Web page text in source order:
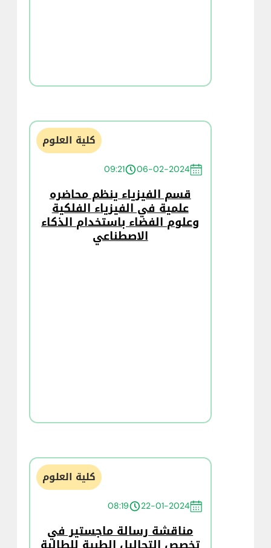
كلية العلوم
06-02-2024
09:21
قسم الفيزياء ينظم محاضره
علمية في الفيزياء الفلكية
وعلوم الفضاء باستخدام الذكاء
الاصطناعي
كلية العلوم
22-01-2024
08:19
مناقشة رسالة ماجستير في